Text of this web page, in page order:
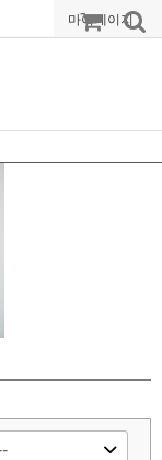
마이페이지